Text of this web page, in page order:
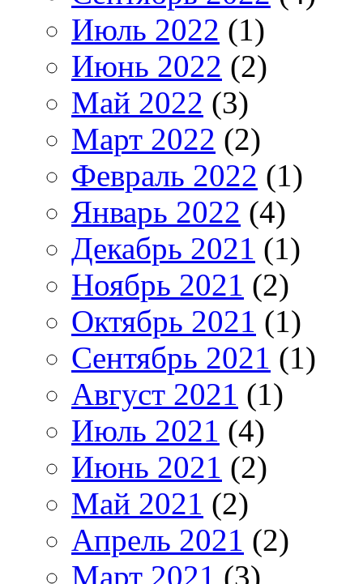
Июль 2022 (1)
Июнь 2022 (2)
Май 2022 (3)
Март 2022 (2)
Февраль 2022 (1)
Январь 2022 (4)
Декабрь 2021 (1)
Ноябрь 2021 (2)
Октябрь 2021 (1)
Сентябрь 2021 (1)
Август 2021 (1)
Июль 2021 (4)
Июнь 2021 (2)
Май 2021 (2)
Апрель 2021 (2)
Март 2021 (3)